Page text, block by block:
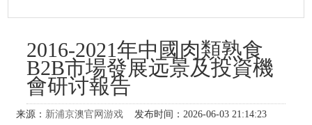
2016-2021年中國肉類熟食
B2B市場發展远景及投資機
會研讨報告
来源： 新浦京澳官网游戏 发布时间：2026-06-03 21:14:23